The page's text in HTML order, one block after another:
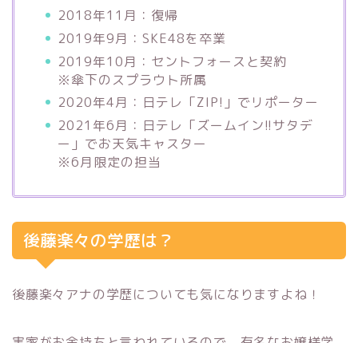
2018年11月：復帰
2019年9月：SKE48を卒業
2019年10月：セントフォースと契約
※傘下のスプラウト所属
2020年4月：日テレ「ZIP!」でリポーター
2021年6月：日テレ「ズームイン!!サタデ
ー」でお天気キャスター
※6月限定の担当
後藤楽々の学歴は？
後藤楽々アナの学歴についても気になりますよね！